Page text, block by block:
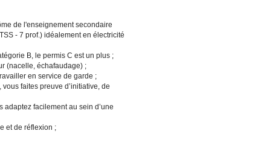
de l'enseignement secondaire
- 7 prof.) idéalement en électricité
B, le permis C est un plus ;
(nacelle, échafaudage) ;
en service de garde ;
faites preuve d’initiative, de
adaptez facilement au sein d’une
et de réflexion ;